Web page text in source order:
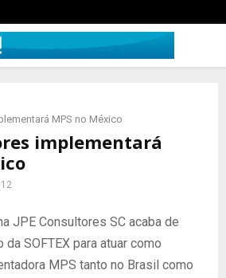
MPS no México
implementará
JPE Consultores SC acaba de
SOFTEX para atuar como
MPS tanto no Brasil como